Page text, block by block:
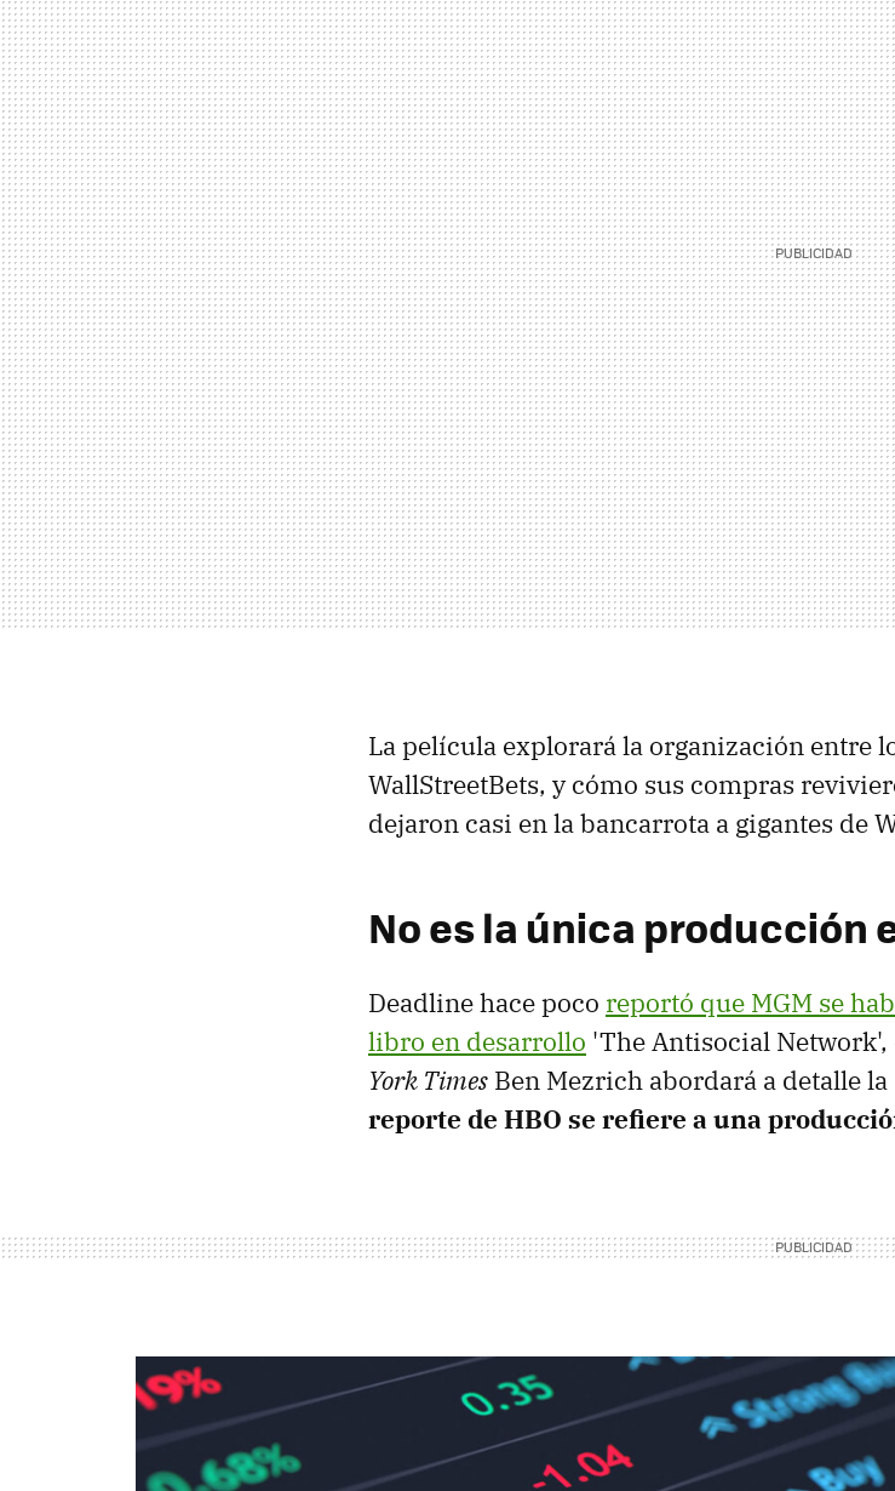
La película explorará la organización entre
WallStreetBets, y cómo sus compras
dejaron casi en la bancarrota a gigantes de
No es la única producción
Deadline hace poco reportó que MGM se
libro en desarrollo 'The Antisocial
York Times Ben Mezrich abordará a detalle
reporte de HBO se refiere a una